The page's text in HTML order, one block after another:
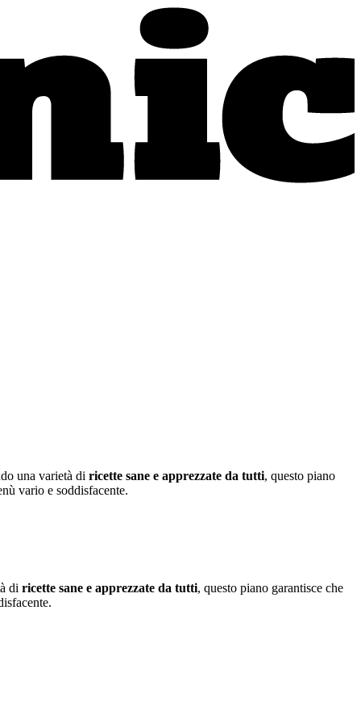
una varietà di ricette sane e apprezzate da tutti, questo piano
vario e soddisfacente.
di ricette sane e apprezzate da tutti, questo piano garantisce che